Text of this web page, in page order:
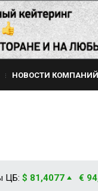
НОВОСТИ КОМПАНИЙ
ЦБ: $ 81,4077 €